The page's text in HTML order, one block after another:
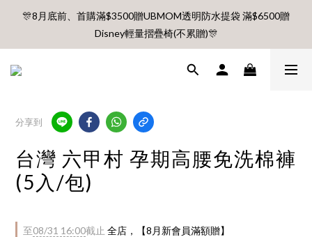
🎊8月底前、首購滿$3500贈UBMOM透明防水提袋 滿$6500贈
Disney輕量摺疊椅(不累贈)🎊
🎊8月底前、首購滿$3500贈UBMOM透明防水提袋 滿$6500贈
Disney輕量摺疊椅(不累贈)🎊
【村却國際溫泉酒店】指定平日免加價升等雙面景觀客房
8月每週五、六、日 新會員 首購免運🔥
🎊8月底前、首購滿$3500贈UBMOM透明防水提袋 滿$6500贈
Disney輕量摺疊椅(不累贈)🎊
分享到
台灣 六甲村 孕期高腰免洗棉褲
(5入/包)
至08/31 16:00截止 全店，【8月新會員滿額贈】